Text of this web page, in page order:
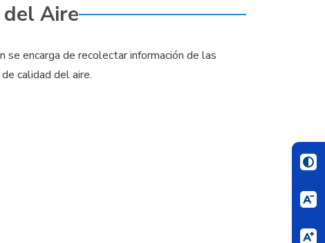
del Aire
se encarga de recolectar información de las
calidad del aire.